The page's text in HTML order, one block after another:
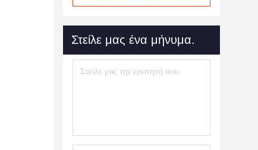
Στείλε μας ένα μήνυμα.